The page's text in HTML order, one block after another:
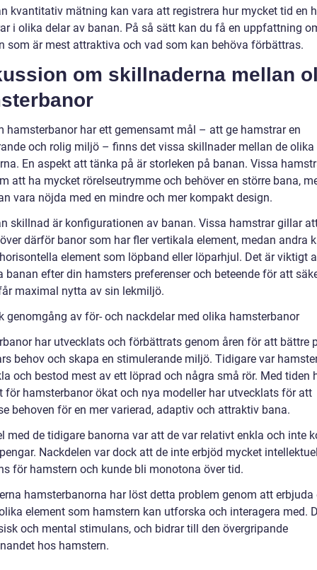
kvantitativ mätning kan vara att registrera hur mycket tid en
i olika delar av banan. På så sätt kan du få en uppfattning
som är mest attraktiva och vad som kan behöva förbättras.
om skillnaderna mellan
hamsterbanor har ett gemensamt mål – att ge hamstrar en
och rolig miljö – finns det vissa skillnader mellan de olika
En aspekt att tänka på är storleken på banan. Vissa
att ha mycket rörelseutrymme och behöver en större bana,
vara nöjda med en mindre och mer kompakt design.
skillnad är konfigurationen av banan. Vissa hamstrar gillar
därför banor som har fler vertikala element, medan andra
element som löpband eller löparhjul. Det är viktigt
banan efter din hamsters preferenser och beteende för att
maximal nytta av sin lekmiljö.
genomgång av för- och nackdelar med olika hamsterbanor
har utvecklats och förbättrats genom åren för att bättre
behov och skapa en stimulerande miljö. Tidigare var
och bestod mest av ett löprad och några små rör. Med tiden
för hamsterbanor ökat och nya modeller har utvecklats för att
behoven för en mer varierad, adaptiv och attraktiv bana.
med de tidigare banorna var att de var relativt enkla och inte
Nackdelen var dock att de inte erbjöd mycket
för hamstern och kunde bli monotona över tid.
hamsterbanorna har löst detta problem genom att erbjuda
element som hamstern kan utforska och interagera med.
och mental stimulans, och bidrar till den övergripande
hos hamstern.